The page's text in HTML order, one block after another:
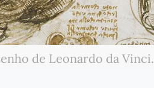
de Leonardo da Vinci.